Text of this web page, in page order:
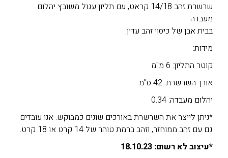
שרשרת זהב 14/18 קראט, עם תליון עגול משובץ יהלום
מעבדה
בבית אבן של כיסוי זהב עדין.
מידות:
קוטר התליון: 6 מ"מ
אורך השרשרת: 42 ס"מ
יהלום מעבדה: 0.34
*ניתן לייצר את השרשרת באורכים שונים כמבוקש. אנו עובדים
גם עם זהב ממוחזר, וזהב ברמת טוהר של 14 קרט או 18 קרט.
*עיצוב לא רשום: 18.10.23